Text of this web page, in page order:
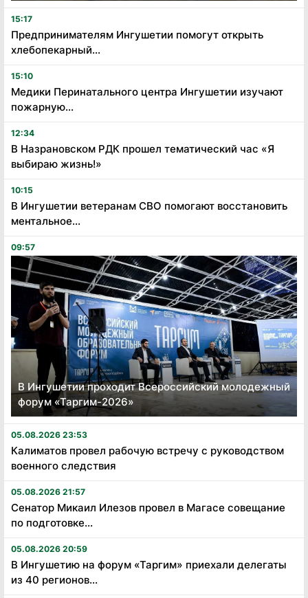
15:17
Предпринимателям Ингушетии помогут открыть
хлебопекарный...
15:10
Медики Перинатального центра Ингушетии изучают
пожарную...
12:34
В Назрановском РДК прошел тематический час «Я
выбираю жизнь!»
10:15
В Ингушетии ветеранам СВО помогают восстановить
ментальное...
09:57
В Ингушетии проходит Всероссийский молодежный
форум «Таргим-2026»
05.08.2026 23:53
Калиматов провел рабочую встречу с руководством
военного следствия
05.08.2026 21:57
Сенатор Микаил Илезов провел в Магасе совещание
по подготовке...
05.08.2026 20:59
В Ингушетию на форум «Таргим» приехали делегаты
из 40 регионов...